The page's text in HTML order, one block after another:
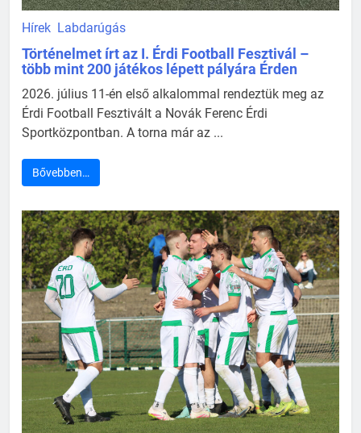
Hírek Labdarúgás
Történelmet írt az I. Érdi Football Fesztivál –
több mint 200 játékos lépett pályára Érden
2026. július 11-én első alkalommal rendeztük meg az
Érdi Football Fesztivált a Novák Ferenc Érdi
Sportközpontban. A torna már az ...
Bővebben…